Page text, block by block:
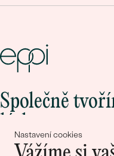
Nastavení cookies
Společně